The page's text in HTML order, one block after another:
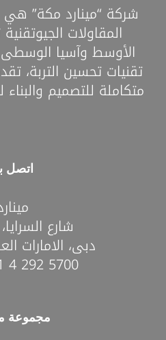
شركة “مينارد مكة”
المقاولات
الأوسط وآسيا
تقنيات تحسين التربة،
متكاملة للتصميم
اتصل
شارع
دبى، الامارات
4 292 5700
مجموعة